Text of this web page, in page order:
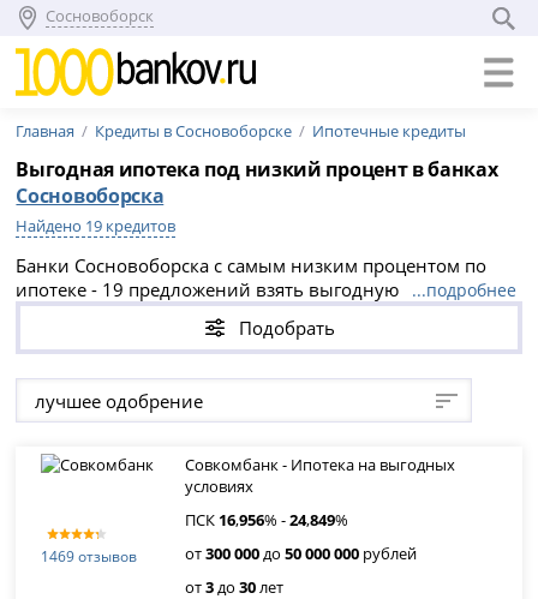
Сосновоборск
Главная Кредиты в Сосновоборске Ипотечные кредиты
Выгодная ипотека под низкий процент в банках
Сосновоборска
Найдено 19 кредитов
Банки Сосновоборска с самым низким процентом по
ипотеке - 19 предложений взять выгодную ипотеку в
банках Сосновоборска на вторичное жилье или
новостройку. Выгодные условия и низкий процент по
ипотеке в банках Сосновоборска в 2026 году.
...подробнее
Подобрать
лучшее одобрение
1469 отзывов
Совкомбанк - Ипотека на выгодных
условиях
ПСК 16,956% -24,849%
от300 000до50 000 000 рублей
от3до30лет